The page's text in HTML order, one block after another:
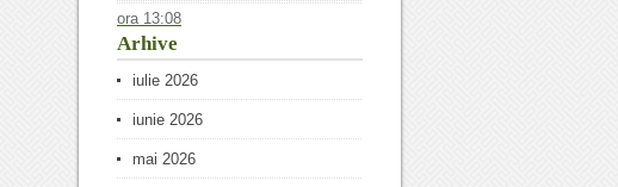
ora 13:08
Arhive
iulie 2026
iunie 2026
mai 2026